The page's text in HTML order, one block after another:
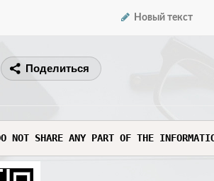
Новый текст
Поделиться
ANY PART OF THE INFORMATION